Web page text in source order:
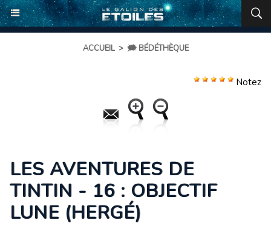
ACCUEIL > 🗯️ BÉDÉTHÈQUE
Notez
LES AVENTURES DE
TINTIN - 16 : OBJECTIF
LUNE (HERGÉ)